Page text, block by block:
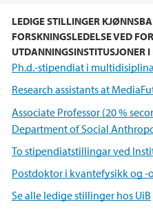
LEDIGE STILLINGER
FORSKNINGSLEDELSE VED
UTDANNINGSINSTITUSJONER
Ph.d.-stipendiat i
Research assistants at
Associate Professor (20 %
Department of Social
To stipendiatstillingar ved
Postdoktor i kvantefysikk og
Se alle ledige stillinger hos UiB